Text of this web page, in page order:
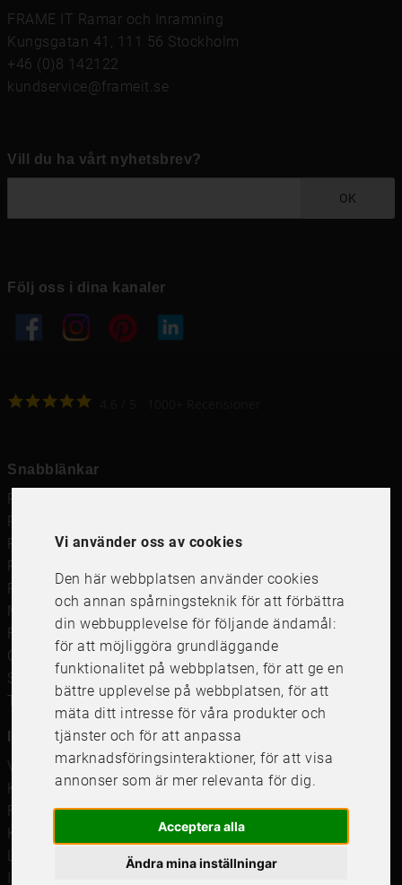
Vi använder oss av cookies
Den här webbplatsen använder cookies
och annan spårningsteknik för att förbättra
din webbupplevelse för följande ändamål:
för att möjliggöra grundläggande
funktionalitet på webbplatsen, för att ge en
bättre upplevelse på webbplatsen,för att
mäta ditt intresse för våra produkter och
tjänster och för att anpassa
marknadsföringsinteraktioner,för att visa
annonser som är mer relevanta för dig.
Acceptera alla
Ändra mina inställningar
FRAME IT Ramar och Inramning
Kungsgatan 41, 111 56 Stockholm
+46 (0)8 142122
kundservice@frameit.se
Vill du ha vårt nyhetsbrev?
OK
Följ oss i dina kanaler
Snabblänkar
Ramar
Ramar till Samsung The Frame
Ramverkstad & inramning
Passepartout
Posters
Måttbeställd passepartout
Framkalla bilder
Canvastavla
Studentskylt och studentplakat
Tavelkrok
Information
Våra butiker
Kundservice
Företagsförsäljning
Köpvillkor
Integritetspolicy